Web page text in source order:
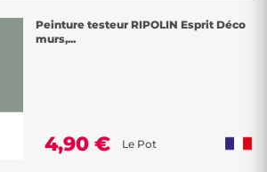
Peinture testeur RIPOLIN Esprit Déco
murs,...
4,90 € Le Pot